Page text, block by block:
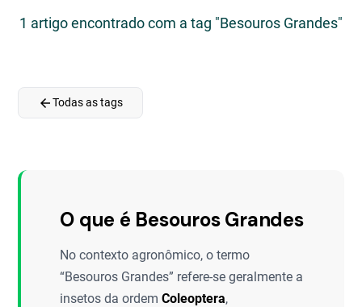
1 artigo encontrado com a tag "Besouros Grandes"
arrow_backTodas as tags
O que é Besouros Grandes
No contexto agronômico, o termo
“Besouros Grandes” refere-se geralmente a
insetos da ordemColeoptera,